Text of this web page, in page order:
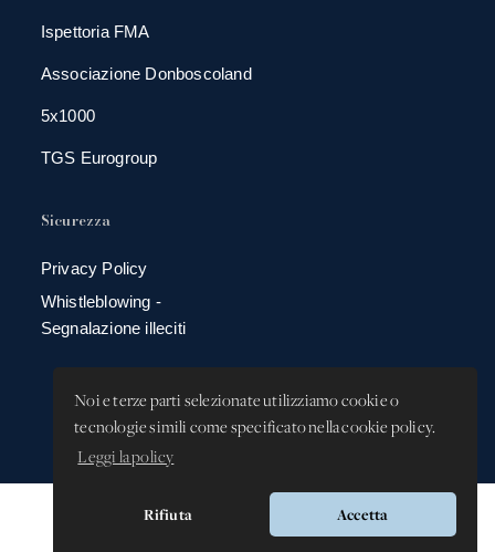
Noi e terze parti selezionate utilizziamo cookie o
tecnologie simili come specificato nella cookie policy.
Leggi la policy
Rifiuta Accetta
Ispettoria FMA
Associazione Donboscoland
5x1000
TGS Eurogroup
Sicurezza
Privacy Policy
Whistleblowing -
Segnalazione illeciti